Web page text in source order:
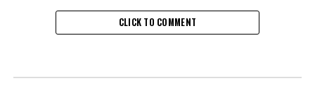
CLICK TO COMMENT